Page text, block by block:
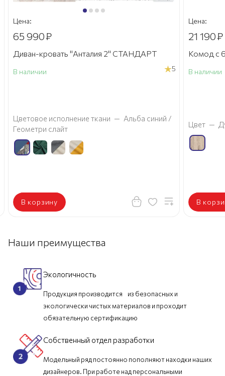
Цена:
65 990₽
Диван-кровать "Анталия 2" СТАНДАРТ
В наличии 5
Цветовое исполнение ткани — Альба синий /
Геометри слайт
В корзину
Цена:
21 190₽
Комод с
В наличии
Цвет —
В
Наши преимущества
Экологичность
Продукция производится из безопасных и
экологически чистых материалов и проходит
обязательную сертификацию
Собственный отдел разработки
Модельный ряд постоянно пополняют находки наших
дизайнеров. При работе над персональными